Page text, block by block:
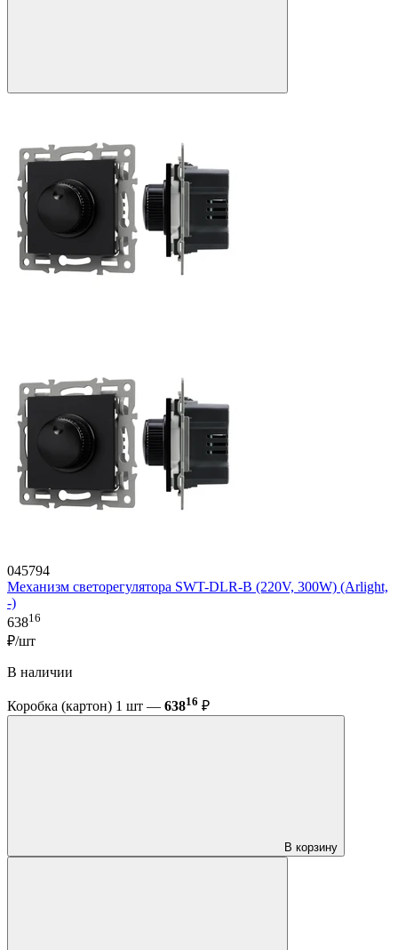
045794
Механизм светорегулятора SWT-DLR-B (220V, 300W) (Arlight,
-)
63816
₽/шт
В наличии
Коробка (картон) 1 шт — 63816 ₽
В корзину